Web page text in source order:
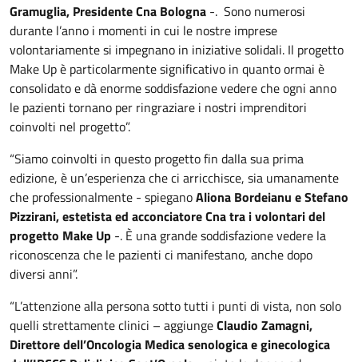
Gramuglia, Presidente Cna Bologna -. Sono numerosi
durante l’anno i momenti in cui le nostre imprese
volontariamente si impegnano in iniziative solidali. Il progetto
Make Up è particolarmente significativo in quanto ormai è
consolidato e dà enorme soddisfazione vedere che ogni anno
le pazienti tornano per ringraziare i nostri imprenditori
coinvolti nel progetto”.
“Siamo coinvolti in questo progetto fin dalla sua prima
edizione, è un’esperienza che ci arricchisce, sia umanamente
che professionalmente - spieganoAliona Bordeianu e Stefano
Pizzirani, estetista ed acconciatore Cna tra i volontari del
progetto Make Up -. È una grande soddisfazione vedere la
riconoscenza che le pazienti ci manifestano, anche dopo
diversi anni”.
“L’attenzione alla persona sotto tutti i punti di vista, non solo
quelli strettamente clinici – aggiungeClaudio Zamagni,
Direttore dell’Oncologia Medica senologica e ginecologica